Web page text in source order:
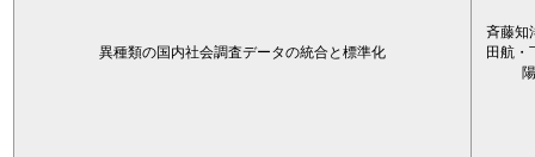
異種類の国内社会調査データの統合と標準化
斉藤知
田航・
陽